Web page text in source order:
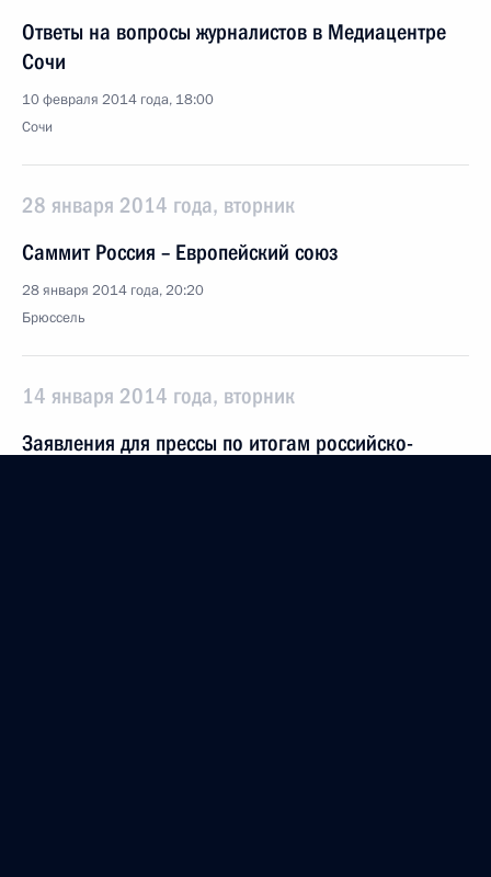
Ответы на вопросы журналистов в Медиацентре
Сочи
10 февраля 2014 года, 18:00
Сочи
28 января 2014 года, вторник
Саммит Россия – Европейский союз
28 января 2014 года, 20:20
Брюссель
14 января 2014 года, вторник
Заявления для прессы по итогам российско-